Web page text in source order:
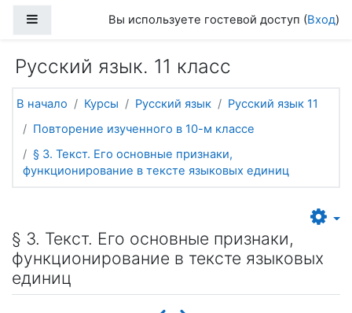
Боковая панельВы используете гостевой доступ (Вход)
Русский язык. 11 класс
В начало Курсы Русский язык
Русский язык 11
Повторение изученного в 10-м классе
§ 3. Текст. Его основные признаки,
функционирование в тексте языковых единиц
§ 3. Текст. Его основные признаки,
функционирование в тексте языковых
единиц